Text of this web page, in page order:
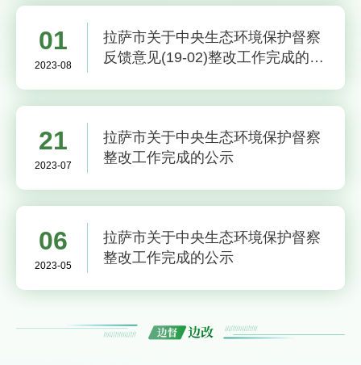
01
2023-08
拉萨市关于中央生态环境保护督察
反馈意见(19-02)整改工作完成的公
21
2023-07
拉萨市关于中央生态环境保护督察
整改工作完成的公示
06
2023-05
拉萨市关于中央生态环境保护督察
整改工作完成的公示